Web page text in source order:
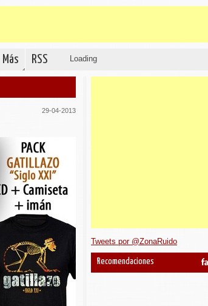
Más RSS Loading
29-04-2013
Tweets por @ZonaRuido
Recomendaciones